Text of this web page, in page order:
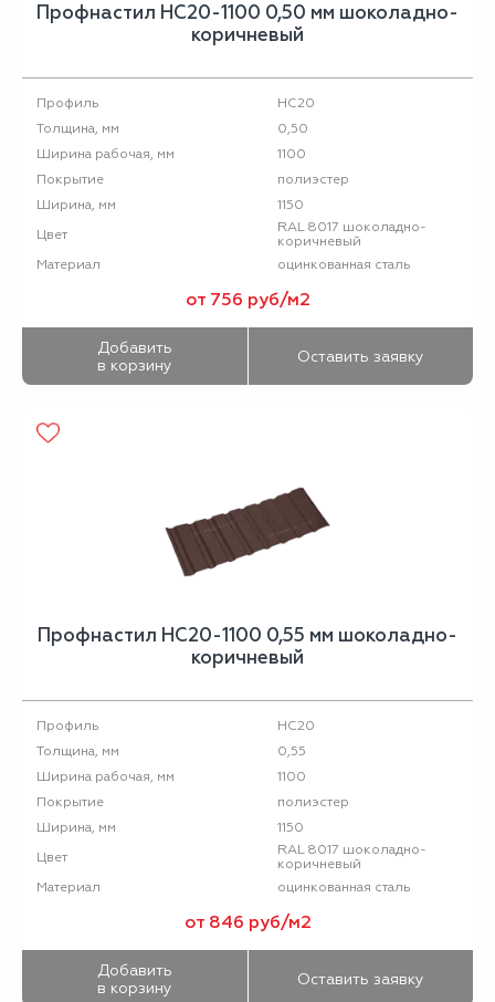
Профнастил НС20-1100 0,50 мм шоколадно-
коричневый
Профиль
НС20
Толщина, мм
0,50
Ширина рабочая, мм
1100
Покрытие
полиэстер
Ширина, мм
1150
Цвет
RAL 8017 шоколадно-
коричневый
Материал
оцинкованная сталь
от 756 руб/м2
Добавить
в корзину
Оставить заявку
Профнастил НС20-1100 0,55 мм шоколадно-
коричневый
Профиль
НС20
Толщина, мм
0,55
Ширина рабочая, мм
1100
Покрытие
полиэстер
Ширина, мм
1150
Цвет
RAL 8017 шоколадно-
коричневый
Материал
оцинкованная сталь
от 846 руб/м2
Добавить
в корзину
Оставить заявку